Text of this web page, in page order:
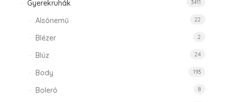
Gyerekruhák 3411
Alsónemű 22
Blézer 2
Blúz 24
Body 193
Boleró 8